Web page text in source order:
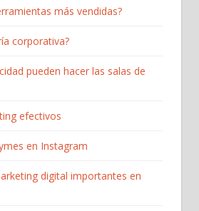
más vendidas?
corporativa?
pueden hacer las salas de
efectivos
en Instagram
digital importantes en